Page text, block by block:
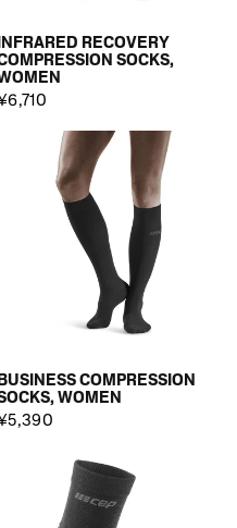
RECOVERY
SOCKS,
COMPRESSION
WOMEN